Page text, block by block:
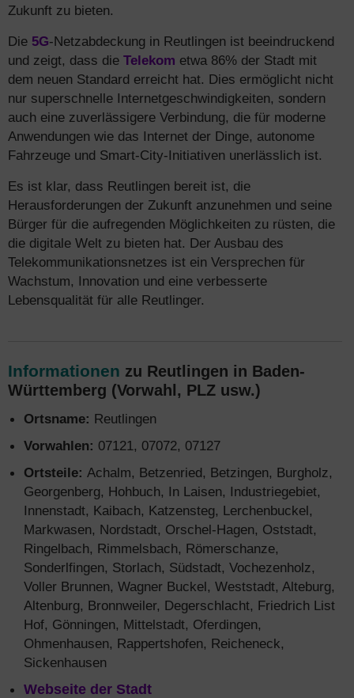
Zukunft zu bieten.
Die 5G-Netzabdeckung in Reutlingen ist beeindruckend
und zeigt, dass die Telekom etwa 86% der Stadt mit
dem neuen Standard erreicht hat. Dies ermöglicht nicht
nur superschnelle Internetgeschwindigkeiten, sondern
auch eine zuverlässigere Verbindung, die für moderne
Anwendungen wie das Internet der Dinge, autonome
Fahrzeuge und Smart-City-Initiativen unerlässlich ist.
Es ist klar, dass Reutlingen bereit ist, die
Herausforderungen der Zukunft anzunehmen und seine
Bürger für die aufregenden Möglichkeiten zu rüsten, die
die digitale Welt zu bieten hat. Der Ausbau des
Telekommunikationsnetzes ist ein Versprechen für
Wachstum, Innovation und eine verbesserte
Lebensqualität für alle Reutlinger.
Informationen zu Reutlingen in Baden-
Württemberg (Vorwahl, PLZ usw.)
Ortsname: Reutlingen
Vorwahlen: 07121, 07072, 07127
Ortsteile: Achalm, Betzenried, Betzingen, Burgholz,
Georgenberg, Hohbuch, In Laisen, Industriegebiet,
Innenstadt, Kaibach, Katzensteg, Lerchenbuckel,
Markwasen, Nordstadt, Orschel-Hagen, Oststadt,
Ringelbach, Rimmelsbach, Römerschanze,
Sonderlfingen, Storlach, Südstadt, Vochezenholz,
Voller Brunnen, Wagner Buckel, Weststadt, Alteburg,
Altenburg, Bronnweiler, Degerschlacht, Friedrich List
Hof, Gönningen, Mittelstadt, Oferdingen,
Ohmenhausen, Rappertshofen, Reicheneck,
Sickenhausen
Webseite der Stadt